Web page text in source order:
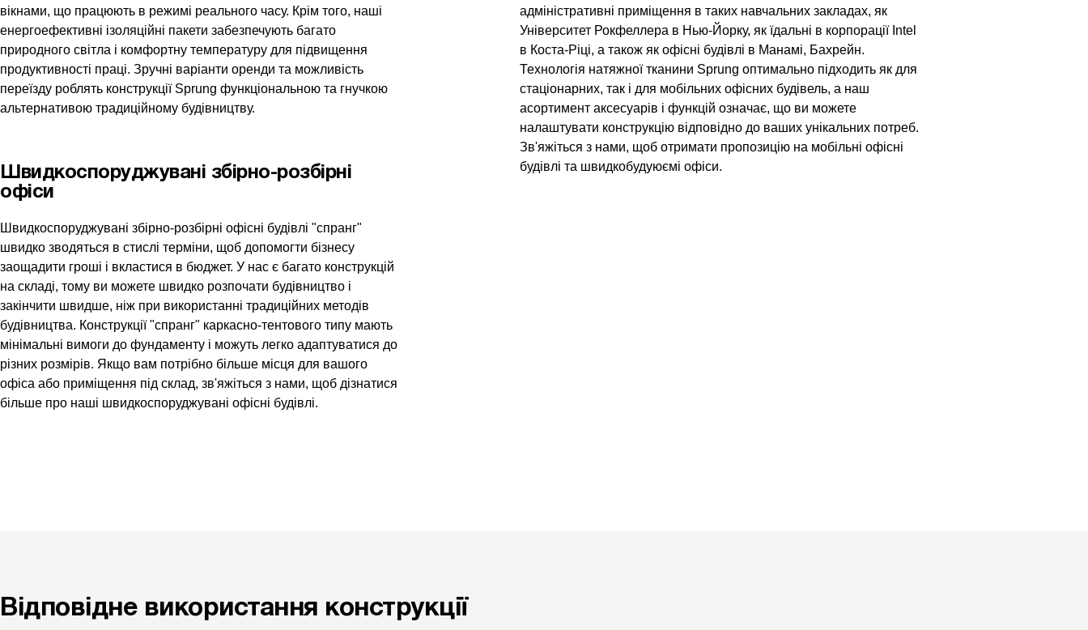
вікнами, що працюють в режимі реального часу. Крім того, наші
енергоефективні ізоляційні пакети забезпечують багато
природного світла і комфортну температуру для підвищення
продуктивності праці. Зручні варіанти оренди та можливість
переїзду роблять конструкції Sprung функціональною та гнучкою
альтернативою традиційному будівництву.
Швидкоспоруджуванi збiрно-розбiрнi
офіси
Швидкоспоруджуванi збiрно-розбiрнi офісні будівлі "спранг"
швидко зводяться в стислі терміни, щоб допомогти бізнесу
заощадити гроші і вкластися в бюджет. У нас є багато конструкцій
на складі, тому ви можете швидко розпочати будівництво і
закінчити швидше, ніж при використанні традиційних методів
будівництва. Конструкції "спранг" каркасно-тентового типу мають
мінімальні вимоги до фундаменту і можуть легко адаптуватися до
різних розмірів. Якщо вам потрібно більше місця для вашого
офiса або приміщення під склад, зв'яжіться з нами, щоб дізнатися
більше про наші швидкоспоруджуванi офісні будівлі.
адміністративні приміщення в таких навчальних закладах, як
Університет Рокфеллера в Нью-Йорку, як їдальні в корпорації Intel
в Коста-Ріці, а також як офісні будівлі в Манамі, Бахрейн.
Технологія натяжної тканини Sprung оптимально підходить як для
стаціонарних, так і для мобільних офісних будівель, а наш
асортимент аксесуарів і функцій означає, що ви можете
налаштувати конструкцію відповідно до ваших унікальних потреб.
Зв'яжіться з нами, щоб отримати пропозицію на мобільні офісні
будівлі та швидкобудуюємі офіси.
Відповідне використання конструкції